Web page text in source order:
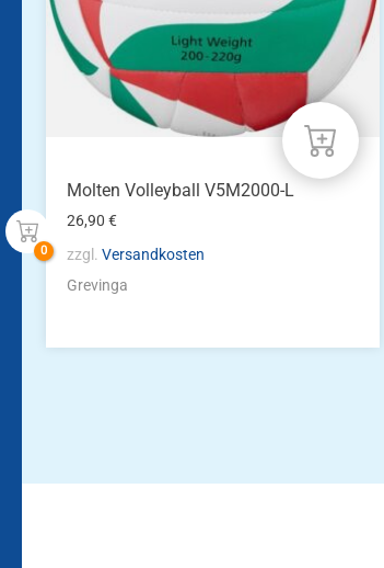
Molten Volleyball V5M2000-L
26,90€
zzgl.Versandkosten
Grevinga